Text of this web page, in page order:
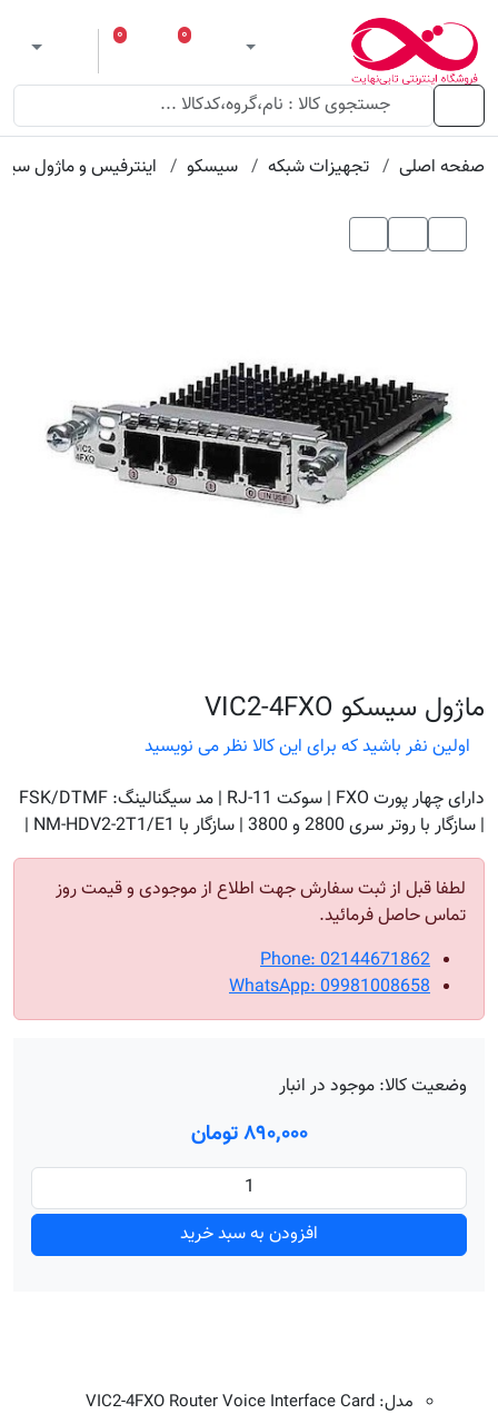
ورود لیست مورد علاقه
۰
سبد خرید
۰
منو
صفحه اصلی
تجهیزات شبکه سیسکو اینترفیس و ماژول
ماژول سیسکو VIC2-4FXO
اولین نفر باشید که برای این کالا نظر می نویسید
دارای چهار پورت FXO | سوکت RJ-11 | مد سیگنالینگ: FSK/DTMF
| سازگار با روتر سری 2800 و 3800 | سازگار با NM-HDV2-2T1/E1 |
لطفا قبل از ثبت سفارش جهت اطلاع از موجودی و قیمت روز
تماس حاصل فرمائید.
Phone: 02144671862
WhatsApp: 09981008658
وضعیت کالا: موجود در انبار
۸۹۰٬۰۰۰ تومان
افزودن به سبد خرید
مدل: VIC2-4FXO Router Voice Interface Card
ویژگی
ویژگی